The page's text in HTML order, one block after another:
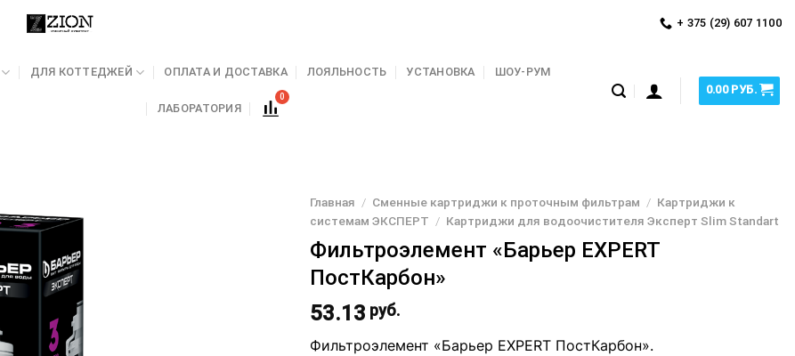
+ 375 (29) 607 1100
ДЛЯ КОТТЕДЖЕЙ ОПЛАТА И ДОСТАВКА ЛОЯЛЬНОСТЬ УСТАНОВКА ШОУ-РУМ
ЛАБОРАТОРИЯ
0.00РУБ.
Главная / Сменные картриджи к проточным фильтрам / Картриджи к
системам ЭКСПЕРТ / Картриджи для водоочистителя Эксперт Slim Standart
Фильтроэлемент «Барьер EXPERT
ПостКарбон»
53.13 руб.
Фильтроэлемент «Барьер EXPERT ПостКарбон».